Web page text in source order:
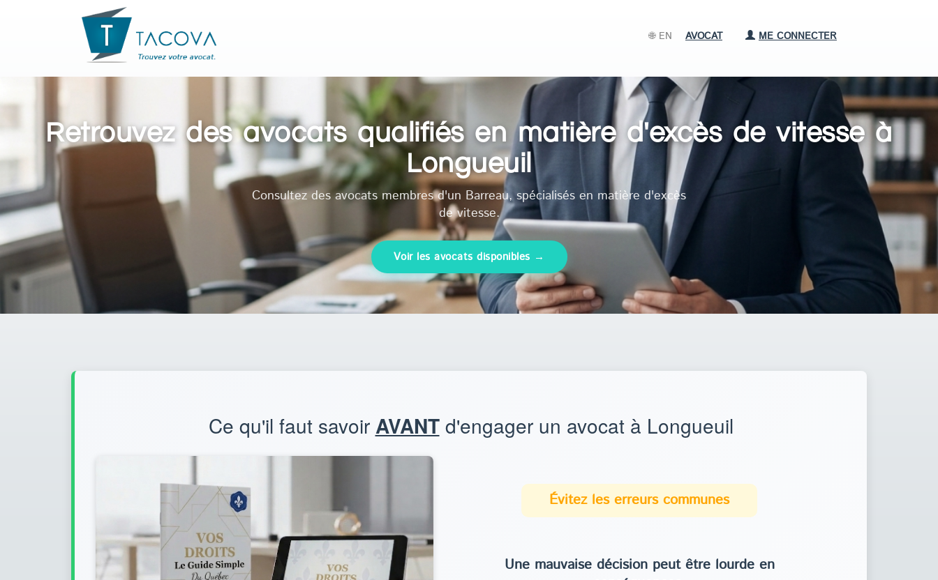
🌐 EN AVOCAT ME CONNECTER
Retrouvez des avocats qualifiés en matière d'excès de vitesse à
Longueuil
Consultez des avocats membres d'un Barreau, spécialisés en matière d'excès
de vitesse.
Voir les avocats disponibles →
Ce qu'il faut savoir AVANTd'engager un avocat à Longueuil
Évitez les erreurs communes
Une mauvaise décision peut être lourde en